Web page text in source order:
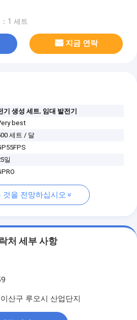
1 세트
지금 연락
기 생성 세트, 임대 발전기
best
세트 / 달
일
것을 전망하십시오
처 세부 사항
산구 루오시 산업단지